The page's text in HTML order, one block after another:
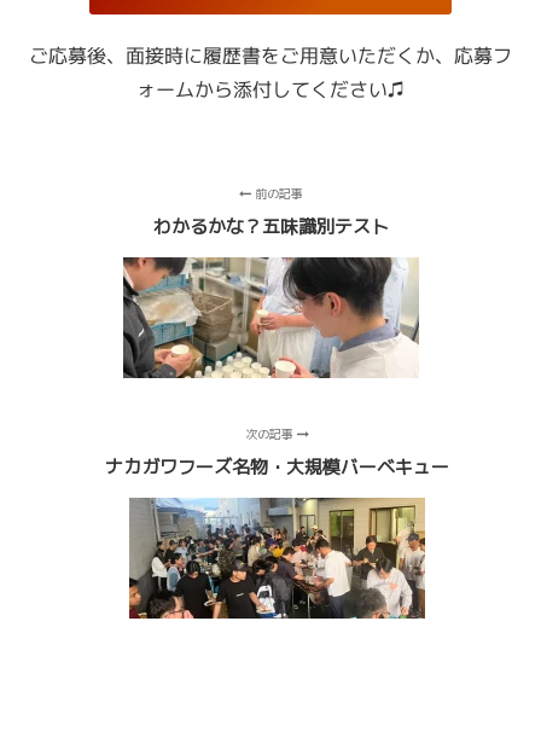
ご応募後、面接時に履歴書をご用意いただくか、応募フ
ォームから添付してください♫
前の記事
わかるかな？五味識別テスト
次の記事
ナカガワフーズ名物・大規模バーベキュー